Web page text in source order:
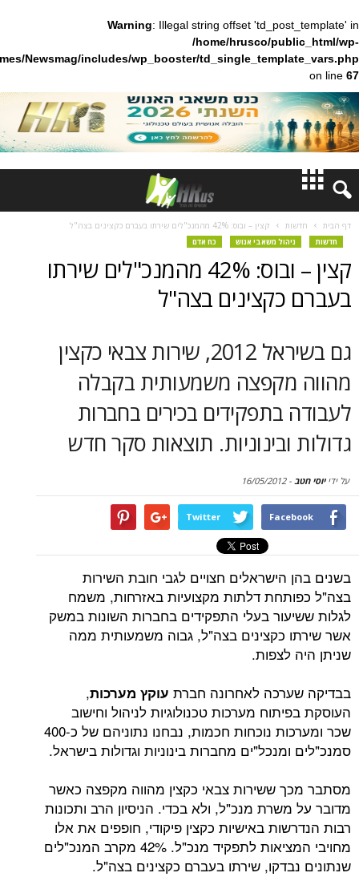
Warning: Illegal string offset
/home/hrusco/
content/themes/Newsmag/includes/wp_booster/
חדשות
קצין – ובוס: 42% מהמנכ"לים שירתו בעברם כקצינים בצה"ל
ניהול משאבי אנוש כח אדם
קצין – ובוס: 42% מהמנכ"לים שירתו
בצה"ל
גם בשיראל 2012, שירות צבאי כקצין
משמעותית בקבלה
בתפקידים בכירים בחברות
תוצאות סקר חדש
16/05/2012
Twitter
הישראלים חצויים לגבי חובת השירות
דלתות מקצועיות באזרחות, משמח
בעלי התפקידים בחברות השונות במשק
כקצינים בצה"ל, גבוה משמעותית ממה
לאחרונה חברתעוקץ מערכות,
מערכות טכנולוגיות לניהול וחישוב
שכר ומערכות נוכחות חכמות, נבחנו נתוניהם של כ-400
מחברות בינוניות וגדולות בישראל.
ששירות צבאי כקצין מהווה מקפצה כאשר
מנכ"ל, ולא בכדי. הניסיון הרב ותכונות
באישיות כקצין פיקודי, חופפים את אלו
מחויבי המציאות לתפקיד מנכ"ל. 42% מקרב המנכ"לים
שירתו בעברם כקצינים בצה"ל.